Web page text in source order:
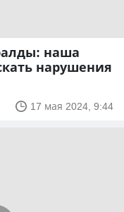
наша
нарушения
17 мая 2024, 9:44